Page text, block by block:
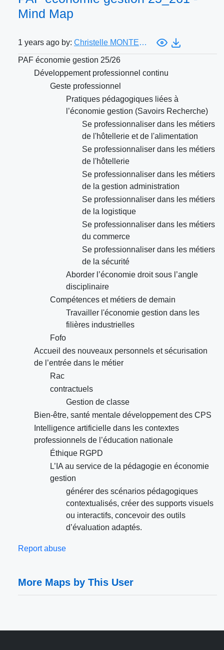
Mind Map
1 years ago by: Christelle MONTESINOS
PAF économie gestion 25/26
Développement professionnel continu
Geste professionnel
Pratiques pédagogiques liées à
l’économie gestion (Savoirs Recherche)
Se professionnaliser dans les métiers
de l'hôtellerie et de l'alimentation
Se professionnaliser dans les métiers
de l'hôtellerie
Se professionnaliser dans les métiers
de la gestion administration
Se professionnaliser dans les métiers
de la logistique
Se professionnaliser dans les métiers
du commerce
Se professionnaliser dans les métiers
de la sécurité
Aborder l’économie droit sous l’angle
disciplinaire
Compétences et métiers de demain
Travailler l'économie gestion dans les
filières industrielles
Fofo
Accueil des nouveaux personnels et sécurisation
de l’entrée dans le métier
Rac
contractuels
Gestion de classe
Bien-être, santé mentale développement des CPS
Intelligence artificielle dans les contextes
professionnels de l’éducation nationale
Éthique RGPD
L’IA au service de la pédagogie en économie
gestion
générer des scénarios pédagogiques
contextualisés, créer des supports visuels
ou interactifs, concevoir des outils
d’évaluation adaptés.
Report abuse
More Maps by This User